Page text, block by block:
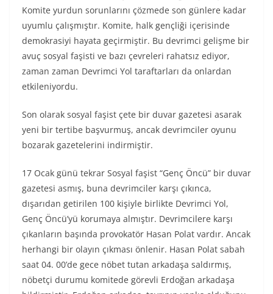
Komite yurdun sorunlarını çözmede son günlere kadar
uyumlu çalışmıştır. Komite, halk gençliği içerisinde
demokrasiyi hayata geçirmiştir. Bu devrimci gelişme bir
avuç sosyal faşisti ve bazı çevreleri rahatsız ediyor,
zaman zaman Devrimci Yol taraftarları da onlardan
etkileniyordu.
Son olarak sosyal faşist çete bir duvar gazetesi asarak
yeni bir tertibe başvurmuş, ancak devrimciler oyunu
bozarak gazetelerini indirmiştir.
17 Ocak günü tekrar Sosyal faşist “Genç Öncü” bir duvar
gazetesi asmış, buna devrimciler karşı çıkınca,
dışarıdan getirilen 100 kişiyle birlikte Devrimci Yol,
Genç Öncü’yü korumaya almıştır. Devrimcilere karşı
çıkanların başında provokatör Hasan Polat vardır. Ancak
herhangi bir olayın çıkması önlenir. Hasan Polat sabah
saat 04. 00’de gece nöbet tutan arkadaşa saldırmış,
nöbetçi durumu komitede görevli Erdoğan arkadaşa